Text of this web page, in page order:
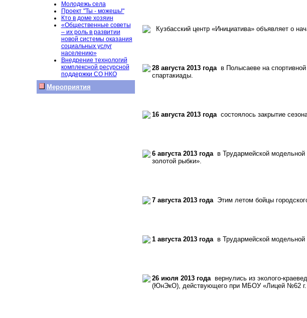
Молодежь села
Проект "Ты - можешь!"
Кто в доме хозяин
«Общественные советы
– их роль в развитии
новой системы оказания
социальных услуг
населению»
Внедрение технологий
комплексной ресурсной
поддержки СО НКО
Мероприятия
Кузбасский центр «Инициатива» объявляет о
28 августа 2013 годав Полысаеве на
спартакиады.
16 августа 2013 годасостоялось закрытие
6 августа 2013 годав Трудармейской модельной
золотой рыбки».
7 августа 2013 годаЭтим летом бойцы
1 августа 2013 годав Трудармейской модельной
26 июля 2013 годавернулись из эколого-
(ЮнЭкО), действующего при МБОУ «Лицей №62 г.